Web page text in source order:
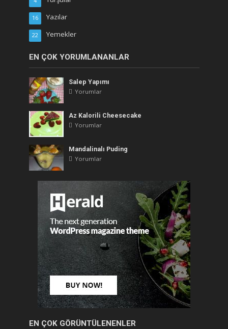
Yazılar
16
Yemekler
22
EN ÇOK YORUMLANANLAR
Salep Yapımı
Yorumlar
Az Kalorili Cheesecake
Yorumlar
Mandalinalı Puding
Yorumlar
EN ÇOK GÖRÜNTÜLENENLER